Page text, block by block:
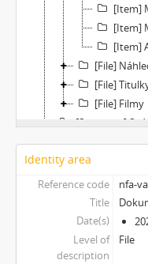
[Item]
[Item]
[Item]
[File]
[File]
[File] Filmy
[Subseries]
[Subseries]
[Subseries]
[Subseries]
[Subseries]
[Subseries]
[Subseries]
[Subseries] Củ
Identity area
Reference code
nfa-
Title
Date(s)
Level of
description
File